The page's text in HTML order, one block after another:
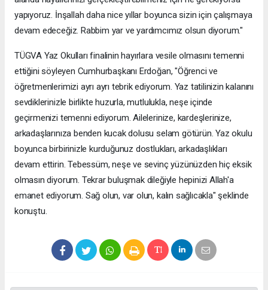
yapıyoruz. İnşallah daha nice yıllar boyunca sizin için çalışmaya
devam edeceğiz. Rabbim yar ve yardımcımız olsun diyorum."
TÜGVA Yaz Okulları finalinin hayırlara vesile olmasını temenni
ettiğini söyleyen Cumhurbaşkanı Erdoğan, "Öğrenci ve
öğretmenlerimizi ayrı ayrı tebrik ediyorum. Yaz tatilinizin kalanını
sevdiklerinizle birlikte huzurla, mutlulukla, neşe içinde
geçirmenizi temenni ediyorum. Ailelerinize, kardeşlerinize,
arkadaşlarınıza benden kucak dolusu selam götürün. Yaz okulu
boyunca birbirinizle kurduğunuz dostlukları, arkadaşlıkları
devam ettirin. Tebessüm, neşe ve sevinç yüzünüzden hiç eksik
olmasın diyorum. Tekrar buluşmak dileğiyle hepinizi Allah'a
emanet ediyorum. Sağ olun, var olun, kalın sağlıcakla" şeklinde
konuştu.